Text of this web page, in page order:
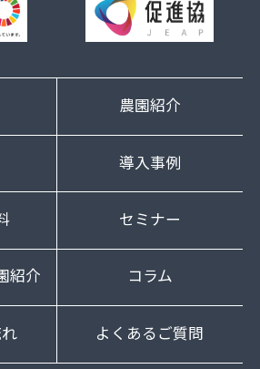
農園紹介
導入事例
セミナー
紹介 コラム
よくあるご質問